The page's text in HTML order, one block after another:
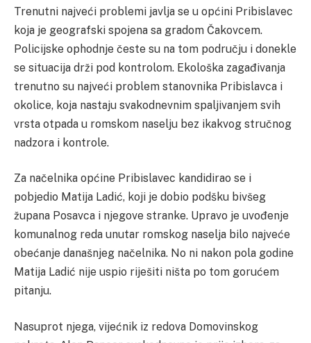
Trenutni najveći problemi javlja se u općini Pribislavec
koja je geografski spojena sa gradom Čakovcem.
Policijske ophodnje česte su na tom području i donekle
se situacija drži pod kontrolom. Ekološka zagađivanja
trenutno su najveći problem stanovnika Pribislavca i
okolice, koja nastaju svakodnevnim spaljivanjem svih
vrsta otpada u romskom naselju bez ikakvog stručnog
nadzora i kontrole.
Za načelnika općine Pribislavec kandidirao se i
pobjedio Matija Ladić, koji je dobio podšku bivšeg
župana Posavca i njegove stranke. Upravo je uvođenje
komunalnog reda unutar romskog naselja bilo najveće
obećanje današnjeg načelnika. No ni nakon pola godine
Matija Ladić nije uspio riješiti ništa po tom gorućem
pitanju.
Nasuprot njega, vijećnik iz redova Domovinskog